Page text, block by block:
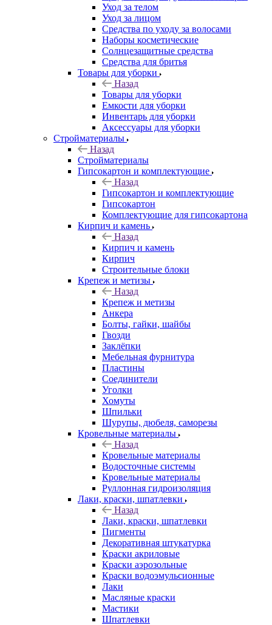
Уход за телом
Уход за лицом
Средства по уходу за волосами
Наборы косметические
Солнцезащитные средства
Средства для бритья
Товары для уборки
Назад
Товары для уборки
Емкости для уборки
Инвентарь для уборки
Аксессуары для уборки
Стройматериалы
Назад
Стройматериалы
Гипсокартон и комплектующие
Назад
Гипсокартон и комплектующие
Гипсокартон
Комплектующие для гипсокартона
Кирпич и камень
Назад
Кирпич и камень
Кирпич
Строительные блоки
Крепеж и метизы
Назад
Крепеж и метизы
Анкера
Болты, гайки, шайбы
Гвозди
Заклёпки
Мебельная фурнитура
Пластины
Соединители
Уголки
Хомуты
Шпильки
Шурупы, дюбеля, саморезы
Кровельные материалы
Назад
Кровельные материалы
Водосточные системы
Кровельные материалы
Руллонная гидроизоляция
Лаки, краски, шпатлевки
Назад
Лаки, краски, шпатлевки
Пигменты
Декоративная штукатурка
Краски акриловые
Краски аэрозольные
Краски водоэмульсионные
Лаки
Масляные краски
Мастики
Шпатлевки